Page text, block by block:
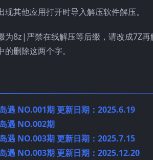
其他应用打开时导入解压软件解压。
为8z|严禁在线解压等后缀，请改成7Z
删除这两个字。
遇 NO.001期 更新日期：2025.6.19
遇 NO.002期
遇 NO.003期 更新日期：2025.7.15
遇 NO.003期 更新日期：2025.12.20